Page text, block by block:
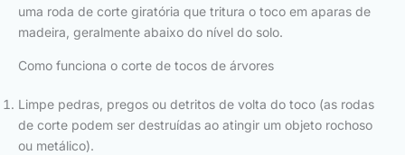
uma roda de corte giratória que tritura o toco em aparas de
madeira, geralmente abaixo do nível do solo.
Como funciona o corte de tocos de árvores
Limpe pedras, pregos ou detritos de volta do toco (as rodas
de corte podem ser destruídas ao atingir um objeto rochoso
ou metálico).